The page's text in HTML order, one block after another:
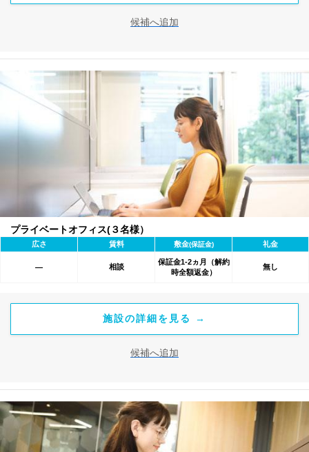
候補へ追加
プライベートオフィス(３名様）
広さ 賃料 敷金(保証金) 礼金
― 相談
保証金1-2ヵ月（解約
時全額返金）
無し
施設の詳細を見る →
候補へ追加